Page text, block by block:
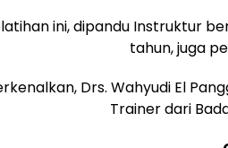
ini, dipandu Instruktur
tahun, juga
Drs. Wahyudi El
Trainer dari